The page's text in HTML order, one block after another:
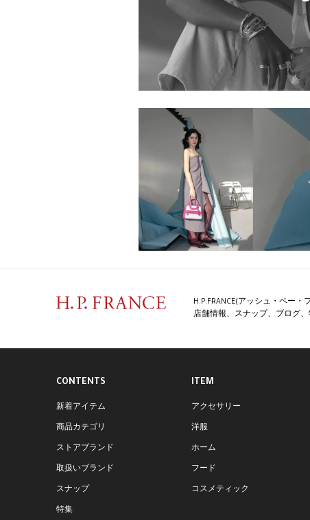
H.P.FRANCE(アッシュ・ペー
店舗情報、スナップ、ブログ、
CONTENTS
新着アイテム
商品カテゴリ
ストアブランド
取扱いブランド
スナップ
特集
ITEM
アクセサリー
洋服
ホーム
フード
コスメティック